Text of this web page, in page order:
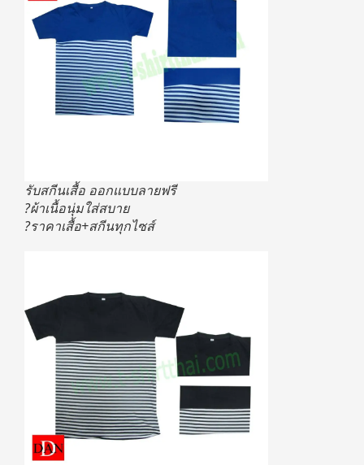
รับสกีนเสื้อ ออกแบบลายฟรี
?ผ้าเนื้อนุ่มใส่สบาย
?ราคาเสื้อ+สกีนทุกไซส์